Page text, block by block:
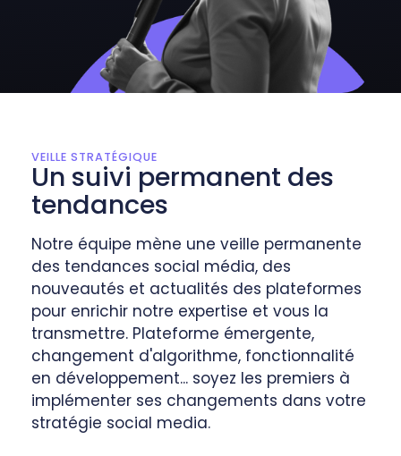
VEILLE STRATÉGIQUE
Un suivi permanent des
tendances
Notre équipe mène une veille permanente
des tendances social média, des
nouveautés et actualités des plateformes
pour enrichir notre expertise et vous la
transmettre. Plateforme émergente,
changement d'algorithme, fonctionnalité
en développement... soyez les premiers à
implémenter ses changements dans votre
stratégie social media.